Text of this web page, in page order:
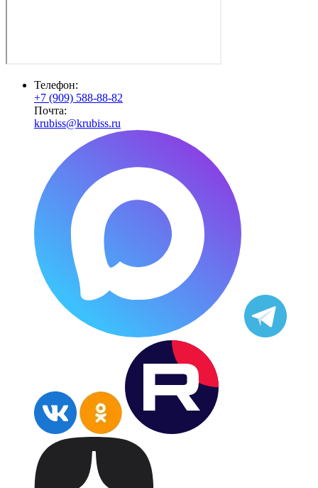
Телефон:
+7 (909) 588-88-82
Почта:
krubiss@krubiss.ru